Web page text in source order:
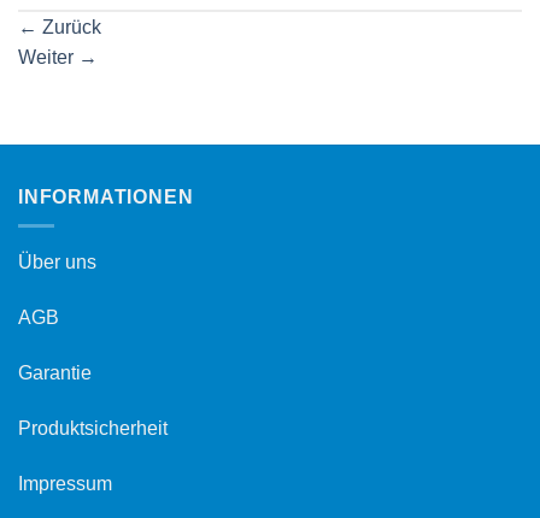
← Zurück
Weiter →
INFORMATIONEN
Über uns
AGB
Garantie
Produktsicherheit
Impressum